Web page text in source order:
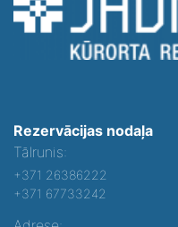
Rezervācijas nodaļa
Tālrunis:
+371 26386222
+371 67733242